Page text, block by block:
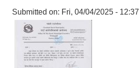
Submitted on: Fri, 04/04/2025 - 12:37